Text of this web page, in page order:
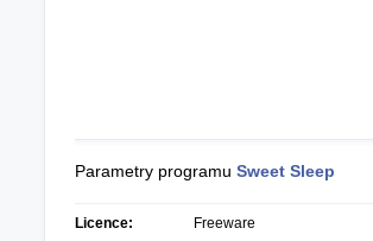
Parametry programu Sweet Sleep
Licence: Freeware